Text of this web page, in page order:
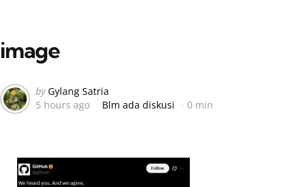
image
Posted
by
by Gylang Satria
5 hours ago
Blm ada diskusi 0 min